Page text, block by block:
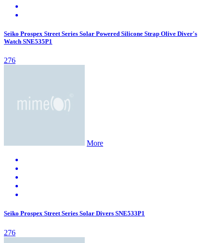
Seiko Prospex Street Series Solar Powered Silicone Strap Olive Diver's
Watch SNE535P1
276
More
Seiko Prospex Street Series Solar Divers SNE533P1
276